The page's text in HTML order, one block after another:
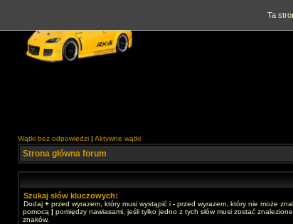
Wątki bez odpowiedzi | Aktywne wątki
Strona główna forum
Szukaj słów kluczowych:
Dodaj + przed wyrazem, który musi wystąpić i - przed wyrazem, który nie może
pomocą | pomiędzy nawiasami, jeśli tylko jedno z tych słów musi zostać
znaków.
Ta